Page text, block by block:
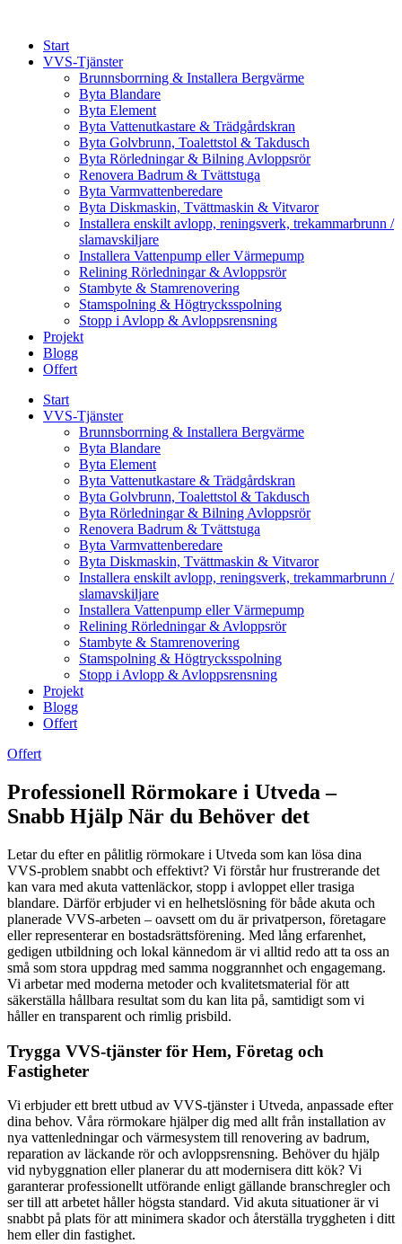
contentStart
VVS-Tjänster
Brunnsborrning & Installera Bergvärme
Byta Blandare
Byta Element
Byta Vattenutkastare & Trädgårdskran
Byta Golvbrunn, Toalettstol & Takdusch
Byta Rörledningar & Bilning Avloppsrör
Renovera Badrum & Tvättstuga
Byta Varmvattenberedare
Byta Diskmaskin, Tvättmaskin & Vitvaror
Installera enskilt avlopp, reningsverk, trekammarbrunn /
slamavskiljare
Installera Vattenpump eller Värmepump
Relining Rörledningar & Avloppsrör
Stambyte & Stamrenovering
Stamspolning & Högtrycksspolning
Stopp i Avlopp & Avloppsrensning
Projekt
Blogg
Offert
Start
VVS-Tjänster
Brunnsborrning & Installera Bergvärme
Byta Blandare
Byta Element
Byta Vattenutkastare & Trädgårdskran
Byta Golvbrunn, Toalettstol & Takdusch
Byta Rörledningar & Bilning Avloppsrör
Renovera Badrum & Tvättstuga
Byta Varmvattenberedare
Byta Diskmaskin, Tvättmaskin & Vitvaror
Installera enskilt avlopp, reningsverk, trekammarbrunn /
slamavskiljare
Installera Vattenpump eller Värmepump
Relining Rörledningar & Avloppsrör
Stambyte & Stamrenovering
Stamspolning & Högtrycksspolning
Stopp i Avlopp & Avloppsrensning
Projekt
Blogg
Offert
Offert
Professionell Rörmokare i Utveda –
Snabb Hjälp När du Behöver det
Letar du efter en pålitlig rörmokare i Utveda som kan lösa dina
VVS-problem snabbt och effektivt? Vi förstår hur frustrerande det
kan vara med akuta vattenläckor, stopp i avloppet eller trasiga
blandare. Därför erbjuder vi en helhetslösning för både akuta och
planerade VVS-arbeten – oavsett om du är privatperson, företagare
eller representerar en bostadsrättsförening. Med lång erfarenhet,
gedigen utbildning och lokal kännedom är vi alltid redo att ta oss an
små som stora uppdrag med samma noggrannhet och engagemang.
Vi arbetar med moderna metoder och kvalitetsmaterial för att
säkerställa hållbara resultat som du kan lita på, samtidigt som vi
håller en transparent och rimlig prisbild.
Trygga VVS-tjänster för Hem, Företag och
Fastigheter
Vi erbjuder ett brett utbud av VVS-tjänster i Utveda, anpassade efter
dina behov. Våra rörmokare hjälper dig med allt från installation av
nya vattenledningar och värmesystem till renovering av badrum,
reparation av läckande rör och avloppsrensning. Behöver du hjälp
vid nybyggnation eller planerar du att modernisera ditt kök? Vi
garanterar professionellt utförande enligt gällande branschregler och
ser till att arbetet håller högsta standard. Vid akuta situationer är vi
snabbt på plats för att minimera skador och återställa tryggheten i ditt
hem eller din fastighet.